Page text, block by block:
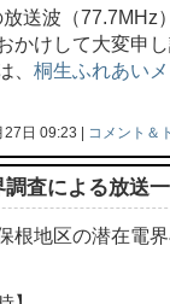
送波（77.7MHz
かけして大変申
、 桐生ふれあい
27日 09:23 | コメント＆
調査による放送
根地区の潜在電